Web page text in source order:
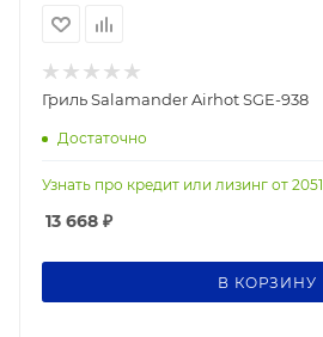
Гриль Salamander Airhot SGE-938
Достаточно
Узнать про кредит или лизинг от 2051
13 668 ₽
В КОРЗИНУ